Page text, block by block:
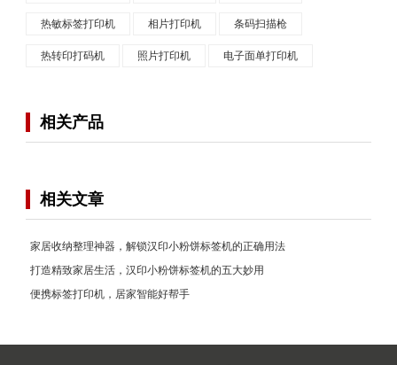
热敏标签打印机 相片打印机 条码扫描枪
热转印打码机 照片打印机 电子面单打印机
相关产品
相关文章
家居收纳整理神器，解锁汉印小粉饼标签机的正确用法
打造精致家居生活，汉印小粉饼标签机的五大妙用
便携标签打印机，居家智能好帮手